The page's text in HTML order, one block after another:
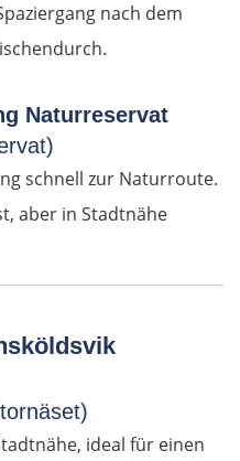
nach dem
Naturreservat
schnell zur Naturroute.
aber in Stadtnähe
ideal für einen